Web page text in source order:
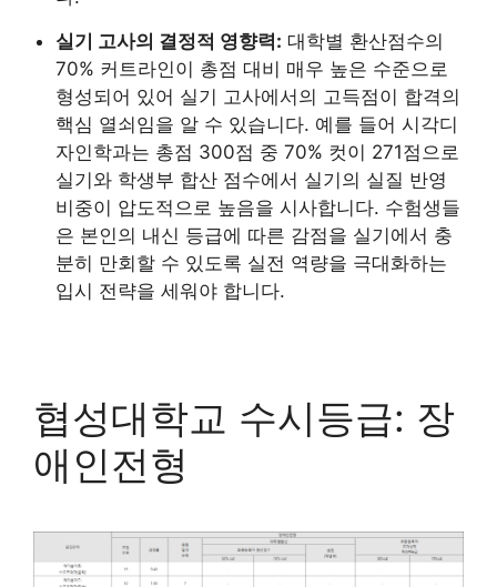
실기 고사의 결정적 영향력: 대학별 환산점수의
70% 커트라인이 총점 대비 매우 높은 수준으로
형성되어 있어 실기 고사에서의 고득점이 합격의
핵심 열쇠임을 알 수 있습니다. 예를 들어 시각디
자인학과는 총점 300점 중 70% 컷이 271점으로
실기와 학생부 합산 점수에서 실기의 실질 반영
비중이 압도적으로 높음을 시사합니다. 수험생들
은 본인의 내신 등급에 따른 감점을 실기에서 충
분히 만회할 수 있도록 실전 역량을 극대화하는
입시 전략을 세워야 합니다.
협성대학교 수시등급: 장
애인전형